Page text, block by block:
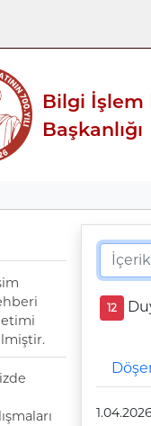
Bilgi İşlem
Başkanlığı
12